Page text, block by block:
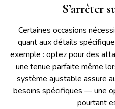
S’arrêter
Certaines occasions
quant aux détails
exemple : optez pour des
une tenue parfaite même
système ajustable assure
besoins spécifiques — une
pourtant